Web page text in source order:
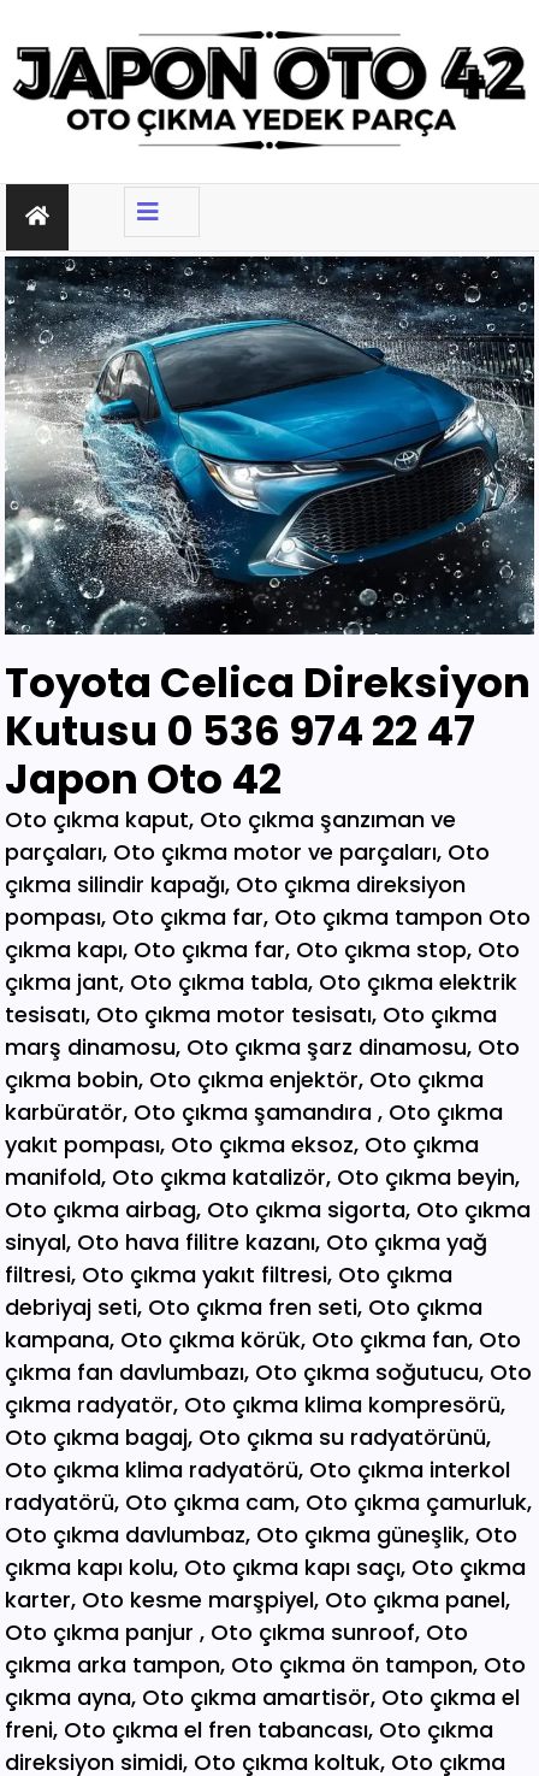
Toyota Celica Direksiyon
Kutusu 0 536 974 22 47
Japon Oto 42
Oto çıkma kaput, Oto çıkma şanzıman ve parçaları, Oto çıkma motor ve parçaları, Oto çıkma silindir kapağı, Oto çıkma direksiyon pompası, Oto çıkma far, Oto çıkma tampon Oto çıkma kapı, Oto çıkma far, Oto çıkma stop, Oto çıkma jant, Oto çıkma tabla, Oto çıkma elektrik tesisatı, Oto çıkma motor tesisatı, Oto çıkma marş dinamosu, Oto çıkma şarz dinamosu, Oto çıkma bobin, Oto çıkma enjektör, Oto çıkma karbüratör, Oto çıkma şamandıra , Oto çıkma yakıt pompası, Oto çıkma eksoz, Oto çıkma manifold, Oto çıkma katalizör, Oto çıkma beyin, Oto çıkma airbag, Oto çıkma sigorta, Oto çıkma sinyal, Oto hava filitre kazanı, Oto çıkma yağ filtresi, Oto çıkma yakıt filtresi, Oto çıkma debriyaj seti, Oto çıkma fren seti, Oto çıkma kampana, Oto çıkma körük, Oto çıkma fan, Oto çıkma fan davlumbazı, Oto çıkma soğutucu, Oto çıkma radyatör, Oto çıkma klima kompresörü, Oto çıkma bagaj, Oto çıkma su radyatörünü, Oto çıkma klima radyatörü, Oto çıkma interkol radyatörü, Oto çıkma cam, Oto çıkma çamurluk, Oto çıkma davlumbaz, Oto çıkma güneşlik, Oto çıkma kapı kolu, Oto çıkma kapı saçı, Oto çıkma karter, Oto kesme marşpiyel, Oto çıkma panel, Oto çıkma panjur , Oto çıkma sunroof, Oto çıkma arka tampon, Oto çıkma ön tampon, Oto çıkma ayna, Oto çıkma amartisör, Oto çıkma el freni, Oto çıkma el fren tabancası, Oto çıkma direksiyon simidi, Oto çıkma koltuk, Oto çıkma vites topuzu, Oto çıkma göğüs, Oto çıkma torpido, Oto çıkma kilometre saati, Oto çıkma dingil, Oto çıkma blok, Oto çıkma motor bloğu, Oto çıkma krank, Oto çıkma eksantrik mili, Oto çıkma gaz kelebeği, Oto çıkma kompresör, Oto çıkma mafsal, Oto çıkma motor kulağı, Oto çıkma motor, Oto çıkma piston kolu, Oto çıkma segman, Oto çıkma rulman, Oto çıkma turbo, Oto çıkma yağ pompası, Oto çıkma şanzıman dişlisi, Oto çıkma mafsal, Oto çıkma sekromenç, Oto çıkma türbin, Oto çıkma volant, Oto çıkma aks, Oto çıkma akis, Oto çıkma direksiyon kutusu, Oto çıkma direksiyon mili, Oto çıkma helezyon yayı, Oto çıkma körük, Oto çıkma porya, Oto çıkma sis çerçevesi, Oto çıkma kapı menteşesi, Oto çıkma sis farı, Oto çıkma difaransiyel, Oto çıkma traves, Oto çıkma cam motoru, Oto çıkma sinyal, Oto çıkma cam düğmesi, Oto çıkma kapı döşemesi, Oto çıkma cam kirkosu, Oto çıkma kalorifer kutusu, Oto çıkma beşik, Oto çıkma filtre, Oto çıkma konsül, Oto çıkma tampon demiri, Oto çıkma kapı kilidi, Oto çıkma motor takozu, Oto çıkma kampana, Oto çıkma gösterge paneli, Oto çıkma taşıyıcı, Oto kesme tavan, Oto kesme marşpiyel, Oto kesme çamurluk, Oto kesme yarım arka, Oto çıkma hava akış metresi, Oto çıkma vestenhaouse, Oto çıkma vestibhouse, Oto çıkma park sensörü Oto çıkma kapı fitilleri, Oto çıkma cam düğmesi, Oto çıkma motor takozu, Oto çıkma vites topuzu, Oto çıkma far beyni, Oto çıkma motor beyni, Oto çıkma airbag beyni, Oto çıkma abs beyni, Oto çıkma şanzıman beyni, Oto parça, Oto çıkma yedek parça, Oto oto yedek parça, Oto sigorta kutusu, Oto çıkma su bidonu, Oto çıkma teyp, Oto çıkma cd çalar, Oto çıkma rölanti ayarlayıcı, Oto çıkma kolon kilidi, Oto çıkma kapı kilidi, Oto çıkma kapı iç açma kolu, Oto çıkma kapı çıtası, Oto çıkma tavan çıtası, Oto çıkma krank kasnağı, Oto çıkma eksantrik kasnağı, Oto çıkma alt travers, Oto çıkma arka dingil, Oto çıkma fren merkezi, Oto çıkma imop kutus, Oto çıkma sigorta tablası, Oto çıkma klima ekranı, Oto çıkma vakum, Oto çıkma orta havalandırma, Oto çıkma radyo ekranı, Oto çıkma yağ pompası, Oto çıkma şanzıman kulağı, Oto çıkma debriyaj bilyası, Oto çıkma direksiyon spotu, Oto çıkma direksiyon sargısı, Oto çıkma airbag sargısı, Oto çıkma tesisat kablosu, Oto çıkma klima paneli, Oto çıkma ön kapı, Oto çıkma arka kapı, Oto çıkma baskı balata, Oto çıkma volant, Oto çıkma yedek parça, Oto çıkma parça, Oto oto yedek parça, Oto parça, Çıkma parça, Oto çıkma parçaları, Çıkma parçaları, Oto yedek parça, Oto çıkma şanzıman, Oto çıkma hoparlör, Oto çıkma fren vakum, Oto çıkma map sensösrü, Oto çıkma cam silgi motoru, Oto çıkma cam silgi kolu, Oto çıkma flaşö, Oto çıkma vites levyesi, Oto çıkma turbo basınç Oto çıkma vestinghouse, Oto çıkma gaz pedalı, Oto çıkma su bidonu, Oto çıkma ganister, Oto çıkma tampon braketi, Oto çıkma çamurluk davlumbazı, Oto çıkma el fren teli, Oto çıkma şarj dinamosu, Oto çıkma biel kolu, Oto çıkma hava akış metresi, Oto çıkma eksoz sondası, Oto çıkma emme manifoldu, Oto çıkma fincan, Oto çıkma itici horozlar, Oto çıkma piyano mili, Oto çıkma vites halatı, Oto çıkma tavan döşemesi, Oto çıkma sanroof düğmesi, Oto çıkma sanroof camı, Oto çıkma tavan anteni, Oto çıkma kapı bantları, Oto çıkma kapı soketi, Oto çıkma kapı tesisatı, Oto çıkma koltuk ayar düğmesi, Oto çıkma kapı rayı, Oto çıkma şanzıman dişlisi, Oto çıkma reyil borusu, Oto çıkma buji kablosu, Oto çıkma yağ çubuğu, Oto çıkma distribitör kapağı, Oto çıkma termostat, Oto çıkma map sensörü, Oto çıkma motor kaputu, Oto çıkma kapı nikelajı, Oto çıkma tampon nikelajı, Oto çıkma fren disk, Oto çıkma debriyaj rulmanı, Oto çıkma karbüratör, Oto çıkma eksoz takozu, Oto çıkma körük, Oto çıkma cam su deposu, Oto çıkma genleşme kavanozu, Oto çıkma süspansiyon, Oto çıkma devirdaim hortumu, Oto çıkma travers, Oto çıkma yedek su deposu, Oto çıkma emme manifolt, Oto çıkma kaset çalar, Oto çıkma kapı bandı, Oto çıkma eksantrik horuzu, Oto çıkma xenon far beyni, Oto çıkma tampon ızgarası, Oto çıkma cd çalar, Oto çıkma yakıt deposu, Oto çıkma tampon kaplaması, Oto çıkma kaput mandalı, Oto çıkma el fren düğmesi, Oto çıkma dikiz aynası, Oto çıkma yarım motor, Oto çıkma turbo borusu, Oto çıkma dış ayna, Oto çıkma iç ayna, Oto çıkma tozluk kapağı, Oto çıkma tampon alt bagaliti, Oto çıkma toz kapağı, Oto çıkma parça ankara, Oto çıkma parça İstanbul, Oto çıkma parça adana, Oto çıkma parça elağzı, Oto çıkma parça izmir, Oto çıkma parça bursa, Oto çıkma parça Eskişehir, Oto çıkma parça kayseri, Oto çıkma parça Diyarbakır, Oto çıkma parça Şanlıurfa, Oto çıkma parça,Gaziantep Oto çıkma parça ağrı, Oto çıkma parça konya, Oto çıkma parça Yozgat, Oto çıkma parça Nevşehir, Oto çıkma parça Niğde, Oto çıkma parça Antaly, Oto çıkma parça malatya, Oto çıkma parça mardin, Oto çıkma parça van, Oto çıkma parça hakkari, Oto çıkma parça,Erzurum Oto çıkma parça sivas, Oto çıkma parça Trabzon, Oto çıkma parça çorum, Oto çıkma parça samsun, Oto çıkma parça bolu, Oto çıkma parça afyon, Oto parça, Oto yedek parça, Oto oto yedek parça, Oto parçaları, Oto çıkmacı,yıldız sanayi sitesi ostim,otomobil yedek parça, çıkma parça oto yedek parça, Oto çıkma parça Oto parça, Oto çıkma parça , çıkma Oto parça,Adana Oto Çıkma Parça , Adıyaman Oto Çıkma Parça Afyon Oto Çıkma Parça Ağrı Oto Çıkma Parça Aksaray Oto Çıkma Parça Amasya Oto Çıkma Parça Ankara Oto Çıkma Parça Antalya Oto Çıkma Parça Ardahan Oto Çıkma Parça Artvin Oto Çıkma Parça Aydın Oto Çıkma Parça Balıkesir Oto Çıkma Parça Bartın Oto Çıkma Parça Batman Oto Çıkma Parça Bayburt Oto Çıkma Parça Bilecik Oto Çıkma Parça Bingöl Oto Çıkma Parça Bitlis Oto Çıkma Parça Bolu Oto Çıkma Parça Bursa Oto Çıkma Parça Çanakkale Oto Çıkma Parça Çankırı Oto Çıkma Parça Çorum Oto Çıkma Parça Denizli Oto Çıkma Parça Diyarbakır Oto Çıkma Parça Düzce Oto Çıkma Parça Edirne Oto Çıkma Parça Elazığ Oto Çıkma Parça Erzincan Oto Çıkma Parça Erzurum Oto Çıkma Parça Eskişehir Oto Çıkma Parça Gaziantep Oto Çıkma Parça Giresun Oto Çıkma Parça Gümüşhane Oto Çıkma Parça Hakkari Oto Çıkma Parça Hatay Oto Çıkma Parça Iğdır Oto Çıkma Parça Isparta Oto Çıkma Parça İstanbul Oto Çıkma Parça İzmir Oto Çıkma Parça Kahramanmaraş Oto Çıkma Karabük Oto Çıkma Parça Karaman Oto Çıkma Parça Kars Oto Çıkma Parça Kastamonu Oto Çıkma Parça Kayseri Oto Çıkma Parça Kilis Oto Çıkma Parça Kırıkkale Oto Çıkma Parça Kırklareli Oto Çıkma Parça Kırşehir Oto Çıkma Parça Kocaeli Oto Çıkma Parça Konya Oto Çıkma Parça Kütahya Oto Çıkma Parça Malatya Oto Çıkma Parça Manisa Yedek Parça Mardin Oto Çıkma Parça Mersin Oto Çıkma Parça Muğla Oto Çıkma Parça Nevşehir Oto Çıkma Parça Niğde Oto Çıkma Parça Ordu Oto Çıkma Parça Osmaniye Oto Çıkma Parça Rize Oto Çıkma Parça Sakarya Oto Çıkma Parça Samsun Oto Çıkma Parça Şanlıurfa Oto Çıkma Parça Siirt Oto Çıkma Parça Sinop Oto Çıkma Parça Şırnak Oto Çıkma Parça Sivas Oto Çıkma Parça Oto Çıkma Parça Tekirdağ Oto Çıkma Parça Tokat Oto Çıkma Parça Trabzon Oto Çıkma Parça Tunceli Oto Çıkma Parça Uşak Oto Çıkma Parça Van Oto Çıkma Parça Yalova Oto Çıkma Parça Yozgat Oto Çıkma Parça Zonguldak Oto Çıkma Parça Online Oto Çıkma Parça Düzce Oto Çıkma Parça Osmaniye Oto Çıkma Parça Kilis Oto Çıkma Parça Karabük Oto Çıkma Parça Yalova Oto Çıkma Parça Iğdır Oto Çıkma Parça Ardahan Oto Çıkma Parça Bartın Oto Çıkma Parça Şırnak Oto Çıkma Parça Adana Oto Çıkma yedek Parça Adıyaman Oto Çıkma yedek Afyon Oto Çıkma yedek Parça Ağrı Oto Çıkma yedek Parça Aksaray Oto Çıkma yedek Parça Amasya Oto Çıkma yedek Parça Ankara Oto Çıkma yedek Parça Antalya Oto Çıkma yedek Parça Ardahan Oto Çıkma yedek Parça Artvin Oto Çıkma yedek Parça Aydın Oto Çıkma yedek Parça Balıkesir Oto Çıkma yedek Parça Bartın Oto Çıkma yedek Parça Batman Oto Çıkma yedek Parça Bayburt Oto Çıkma yedek Parça Bilecik Oto Çıkma yedek Parça Bingöl Oto Çıkma yedek Parça Bitlis Oto Çıkma yedek Parça Bolu Oto Çıkma yedek Parça Bursa Oto Çıkma yedek Parça Çanakkale Oto Çıkma yedek Çankırı Oto Çıkma yedek Parça Çorum Oto Çıkma yedek Parça Denizli Oto Çıkma yedek Parça Diyarbakır Oto Çıkma yedek Düzce Oto Çıkma yedek Parça Edirne Oto Çıkma yedek Parça Elazığ Oto Çıkma yedek Parça Erzincan Oto Çıkma yedek Parça Erzurum Oto Çıkma yedek Parça Eskişehir Oto Çıkma yedek Parça Gaziantep Oto Çıkma yedek Giresun Oto Çıkma yedek Parça Gümüşhane Oto Çıkma yedek Hakkari Oto Çıkma yedek Parça Hatay Oto Çıkma yedek Parça Iğdır Oto Çıkma yedek Parça Isparta Oto Çıkma yedek Parça İstanbul Oto Çıkma yedek Parça İzmir Oto Çıkma yedek Parça Kahramanmaraş Oto Çıkma Karabük Oto Çıkma yedek Parça Karaman Oto Çıkma yedek Parça Kars Oto Çıkma yedek Parça Kastamonu Oto Çıkma yedek Kayseri Oto Çıkma yedek Parça Kilis Oto Çıkma yedek Parça Oto Çıkma Şarj Dinamosu, Oto Çıkma Taban Döşemeleri, Tekirdağ O